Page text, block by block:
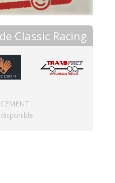
de Classic Racing